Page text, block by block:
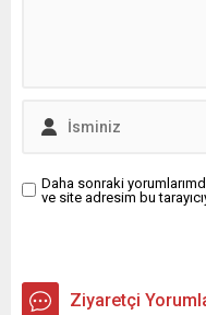
Daha sonraki
ve site adresim bu
Ziyaretçi